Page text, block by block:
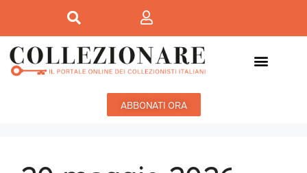
ABBONATI ORA